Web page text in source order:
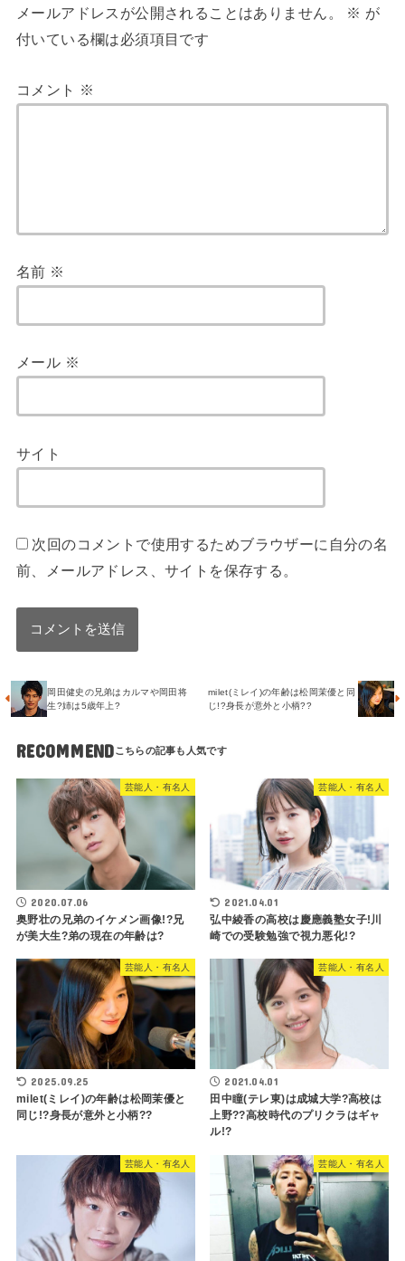
メールアドレスが公開されることはありません。 ※ が
付いている欄は必須項目です
コメント ※
名前 ※
メール ※
サイト
次回のコメントで使用するためブラウザーに自分の名
前、メールアドレス、サイトを保存する。
岡田健史の兄弟はカルマや岡田将
生?姉は5歳年上?
milet(ミレイ)の年齢は松岡茉優と同
じ!?身長が意外と小柄??
RECOMMEND
芸能人・有名人
2020.07.06
奥野壮の兄弟のイケメン画像!?兄
が美大生?弟の現在の年齢は?
芸能人・有名人
2021.04.01
弘中綾香の高校は慶應義塾女子!川
崎での受験勉強で視力悪化!?
芸能人・有名人
2025.09.25
milet(ミレイ)の年齢は松岡茉優と
同じ!?身長が意外と小柄??
芸能人・有名人
2021.04.01
田中瞳(テレ東)は成城大学?高校は
上野??高校時代のプリクラはギャ
ル!?
芸能人・有名人 芸能人・有名人